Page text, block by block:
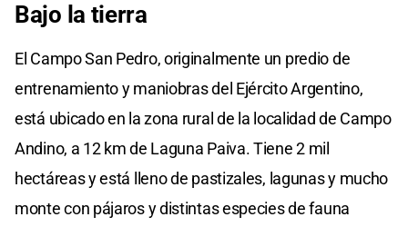
Bajo la tierra
El Campo San Pedro, originalmente un predio de
entrenamiento y maniobras del Ejército Argentino,
está ubicado en la zona rural de la localidad de Campo
Andino, a 12 km de Laguna Paiva. Tiene 2 mil
hectáreas y está lleno de pastizales, lagunas y mucho
monte con pájaros y distintas especies de fauna